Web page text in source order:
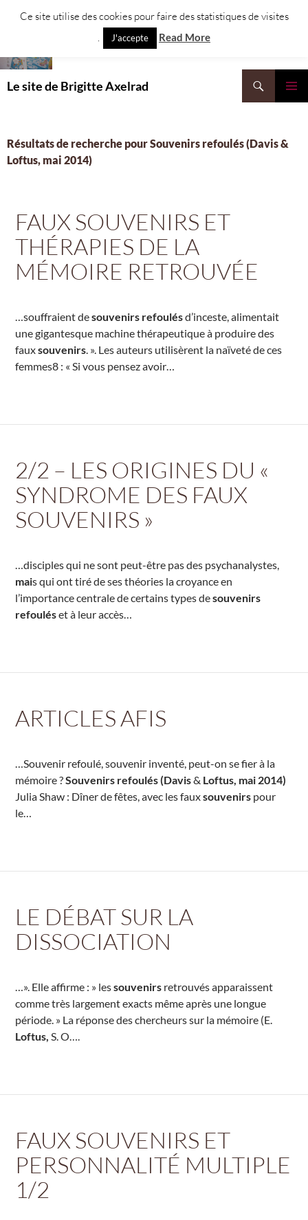
Le site de Brigitte Axelrad
Résultats de recherche pour Souvenirs refoulés (Davis &
Loftus, mai 2014)
FAUX SOUVENIRS ET
THÉRAPIES DE LA
MÉMOIRE RETROUVÉE
…souffraient desouvenirs refoulésd’inceste, alimentait
une gigantesque machine thérapeutique à produire des
fauxsouvenirs. ». Les auteurs utilisèrent la naïveté de ces
femmes8 : « Si vous pensez avoir…
2/2 – LES ORIGINES DU «
SYNDROME DES FAUX
SOUVENIRS »
…disciples qui ne sont peut-être pas des psychanalystes,
mais qui ont tiré de ses théories la croyance en
l’importance centrale de certains types desouvenirs
refouléset à leur accès…
ARTICLES AFIS
…Souvenir refoulé, souvenir inventé, peut-on se fier à la
mémoire ?Souvenirs refoulés (Davis& Loftus, mai 2014)
Julia Shaw : Dîner de fêtes, avec les fauxsouvenirs pour
le…
LE DÉBAT SUR LA
DISSOCIATION
…». Elle affirme : » lessouvenirs retrouvés apparaissent
comme très largement exacts même après une longue
période. » La réponse des chercheurs sur la mémoire (E.
Loftus, S. O….
FAUX SOUVENIRS ET
PERSONNALITÉ MULTIPLE
1/2
Ce site utilise des cookies pour faire des statistiques de visites
.
J'accepte Read More